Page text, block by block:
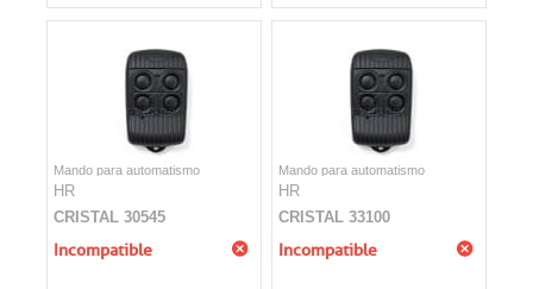
Mando para automatismo
HR
CRISTAL 30545
Incompatible
Mando para automatismo
HR
CRISTAL 33100
Incompatible